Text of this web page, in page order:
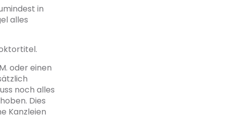
in
alles
oder einen
noch alles
Dies
Kanzleien